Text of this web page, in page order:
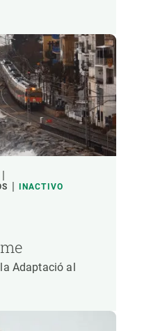
INACTIVO
Adaptació al